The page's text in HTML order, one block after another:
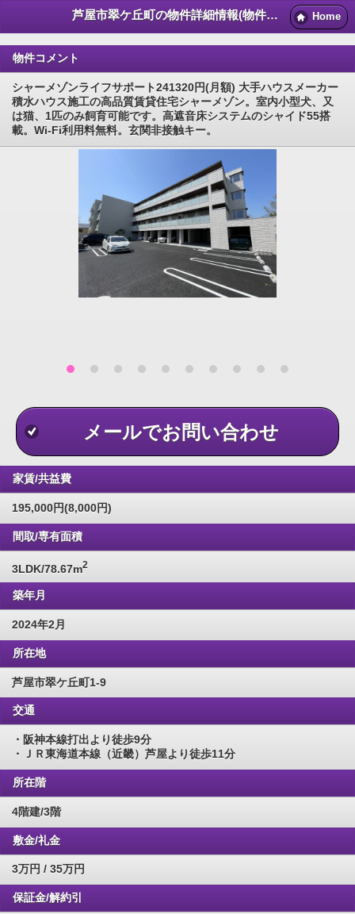
芦屋市翠ケ丘町の物件詳細情報(物件番号:101395858971)｜芦屋賃貸マンション情報NET Home
物件コメント
シャーメゾンライフサポート241320円(月額) 大手ハウスメーカー
積水ハウス施工の高品質賃貸住宅シャーメゾン。室内小型犬、又
は猫、1匹のみ飼育可能です。高遮音床システムのシャイド55搭
載。Wi-Fi利用料無料。玄関非接触キー。
メールでお問い合わせ
家賃/共益費
195,000円(8,000円)
間取/専有面積
3LDK/78.67m2
築年月
2024年2月
所在地
芦屋市翠ケ丘町1-9
交通
・阪神本線打出より徒歩9分
・ＪＲ東海道本線（近畿）芦屋より徒歩11分
所在階
4階建/3階
敷金/礼金
3万円 / 35万円
保証金/解約引